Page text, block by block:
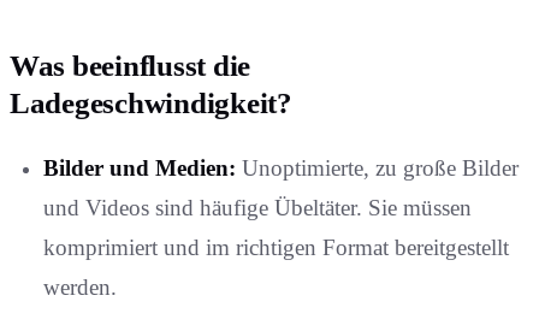
Was beeinflusst die
Ladegeschwindigkeit?
Bilder und Medien: Unoptimierte, zu große Bilder
und Videos sind häufige Übeltäter. Sie müssen
komprimiert und im richtigen Format bereitgestellt
werden.